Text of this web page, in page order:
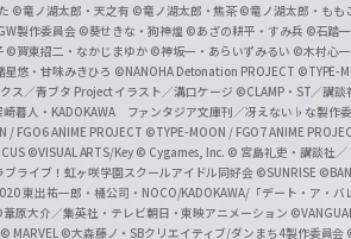
©竜ノ湖太郎・天之有 ©竜ノ湖太郎・焦茶 ©竜ノ湖太郎・もも
製作委員会 ©葵せきな・狗神煌 ©あざの耕平・すみ兵 ©石踏
©賀東招二・なかじまゆか ©神坂一・あらいずみるい ©木村心
星悠・甘味みきひろ ©NANOHA Detonation PROJECT ©TYPE-
／青ブタ Project イラスト／溝口ケージ ©CLAMP・ST／講談
暮人・KADOKAWA ファンタジア文庫刊／冴えない♭な製作
/ FGO6 ANIME PROJECT ©TYPE-MOON / FGO7 ANIME
©VISUAL ARTS/Key © Cygames, Inc. © 宮島礼吏・講談社／
ライブ！虹ヶ咲学園スクールアイドル同好会 ©SUNRISE
東出祐一郎・橘公司・NOCO/KADOKAWA/「デート・ア・バ
原大介／集英社・テレビ朝日・東映アニメーション
© MARVEL ©大森藤ノ・SBクリエイティブ/ダンまち4製作委員会